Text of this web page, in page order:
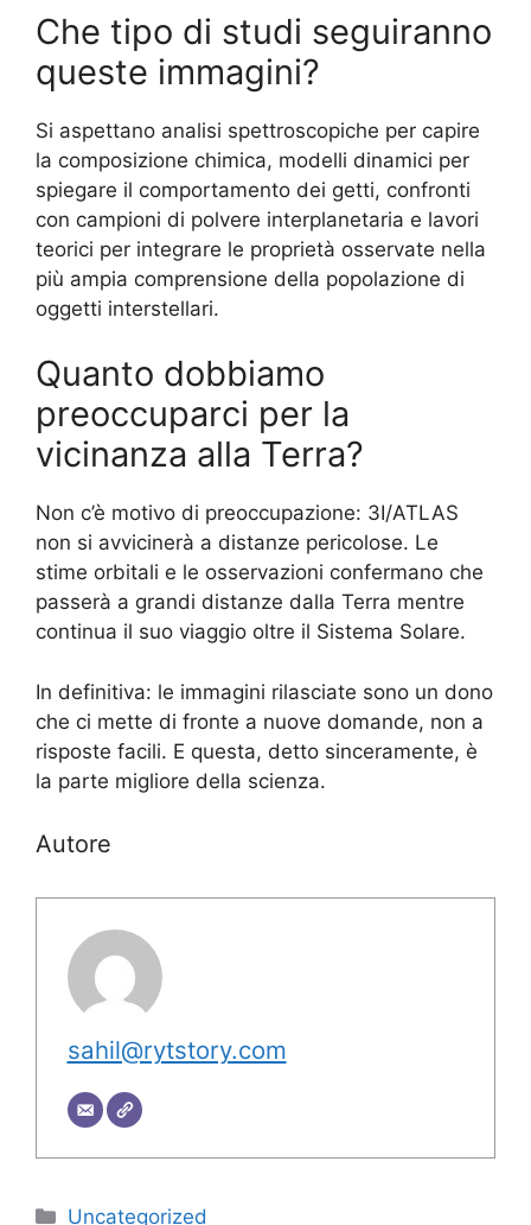
Che tipo di studi seguiranno
queste immagini?
Si aspettano analisi spettroscopiche per capire
la composizione chimica, modelli dinamici per
spiegare il comportamento dei getti, confronti
con campioni di polvere interplanetaria e lavori
teorici per integrare le proprietà osservate nella
più ampia comprensione della popolazione di
oggetti interstellari.
Quanto dobbiamo
preoccuparci per la
vicinanza alla Terra?
Non c’è motivo di preoccupazione: 3I/ATLAS
non si avvicinerà a distanze pericolose. Le
stime orbitali e le osservazioni confermano che
passerà a grandi distanze dalla Terra mentre
continua il suo viaggio oltre il Sistema Solare.
In definitiva: le immagini rilasciate sono un dono
che ci mette di fronte a nuove domande, non a
risposte facili. E questa, detto sinceramente, è
la parte migliore della scienza.
Autore
sahil@rytstory.com
Categorie
Uncategorized